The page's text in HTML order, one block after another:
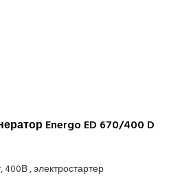
Energo ED 670/400 D
400В , электростартер